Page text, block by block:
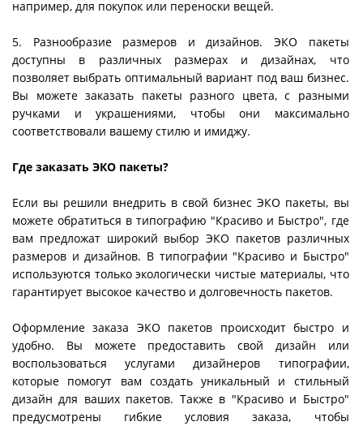
например, для покупок или переноски вещей.
5. Разнообразие размеров и дизайнов. ЭКО пакеты
доступны в различных размерах и дизайнах, что
позволяет выбрать оптимальный вариант под ваш бизнес.
Вы можете заказать пакеты разного цвета, с разными
ручками и украшениями, чтобы они максимально
соответствовали вашему стилю и имиджу.
Где заказать ЭКО пакеты?
Если вы решили внедрить в свой бизнес ЭКО пакеты, вы
можете обратиться в типографию "Красиво и Быстро", где
вам предложат широкий выбор ЭКО пакетов различных
размеров и дизайнов. В типографии "Красиво и Быстро"
используются только экологически чистые материалы, что
гарантирует высокое качество и долговечность пакетов.
Оформление заказа ЭКО пакетов происходит быстро и
удобно. Вы можете предоставить свой дизайн или
воспользоваться услугами дизайнеров типографии,
которые помогут вам создать уникальный и стильный
дизайн для ваших пакетов. Также в "Красиво и Быстро"
предусмотрены гибкие условия заказа, чтобы